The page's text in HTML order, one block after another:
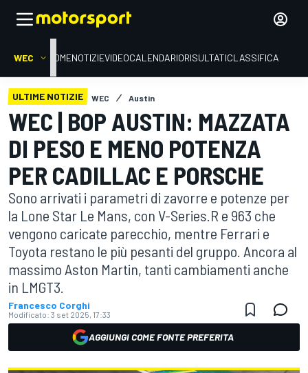
WEC HOMENOTIZIEVIDEOCALENDARIORISULTATICLASSIFICA
ULTIME NOTIZIE WEC Austin
WEC | BOP AUSTIN: MAZZATA
DI PESO E MENO POTENZA
PER CADILLAC E PORSCHE
Sono arrivati i parametri di zavorre e potenze per
la Lone Star Le Mans, con V-Series.R e 963 che
vengono caricate parecchio, mentre Ferrari e
Toyota restano le più pesanti del gruppo. Ancora al
massimo Aston Martin, tanti cambiamenti anche
in LMGT3.
Francesco Corghi
Modificato: 3 set 2025, 17:33
AGGIUNGI COME FONTE PREFERITA